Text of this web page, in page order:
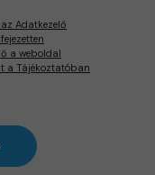
Adatkezelő
a weboldal
a Tájékoztatóban